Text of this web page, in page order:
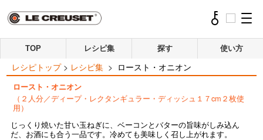
TOP レシピ集 探す 使い方
レシピトップ > レシピ集 > ロースト・オニオン
ロースト・オニオン
（２人分／ディープ・レクタンギュラー・ディッシュ１７cm２枚使
用）
じっくり焼いた甘い玉ねぎに、ベーコンとバターの旨味がしみ込ん
だ、お酒にも合う一品です。冷めても美味しく召し上がれます。